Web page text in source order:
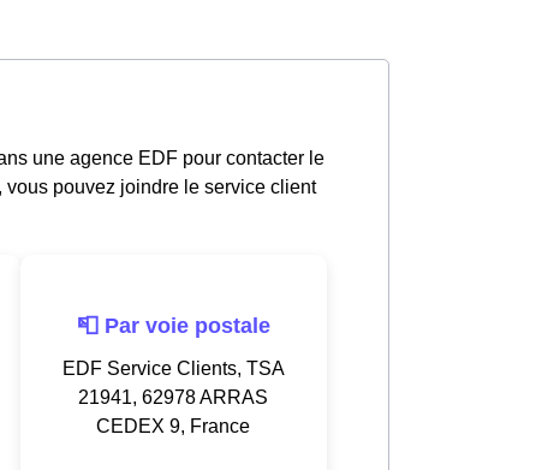
une agence EDF pour contacter le
pouvez joindre le service client
📮 Par voie postale
EDF Service Clients, TSA
21941, 62978 ARRAS
CEDEX 9, France